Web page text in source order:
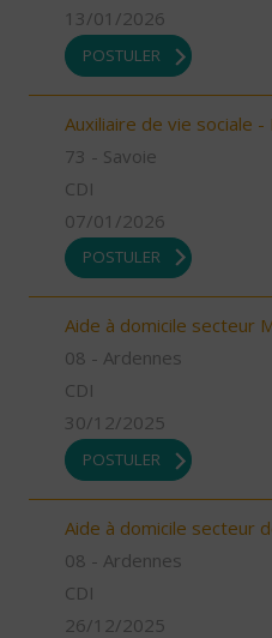
13/01/2026
POSTULER
Auxiliaire de vie sociale
73 - Savoie
CDI
07/01/2026
POSTULER
Aide à domicile secteur
08 - Ardennes
CDI
30/12/2025
POSTULER
Aide à domicile secteur
08 - Ardennes
CDI
26/12/2025